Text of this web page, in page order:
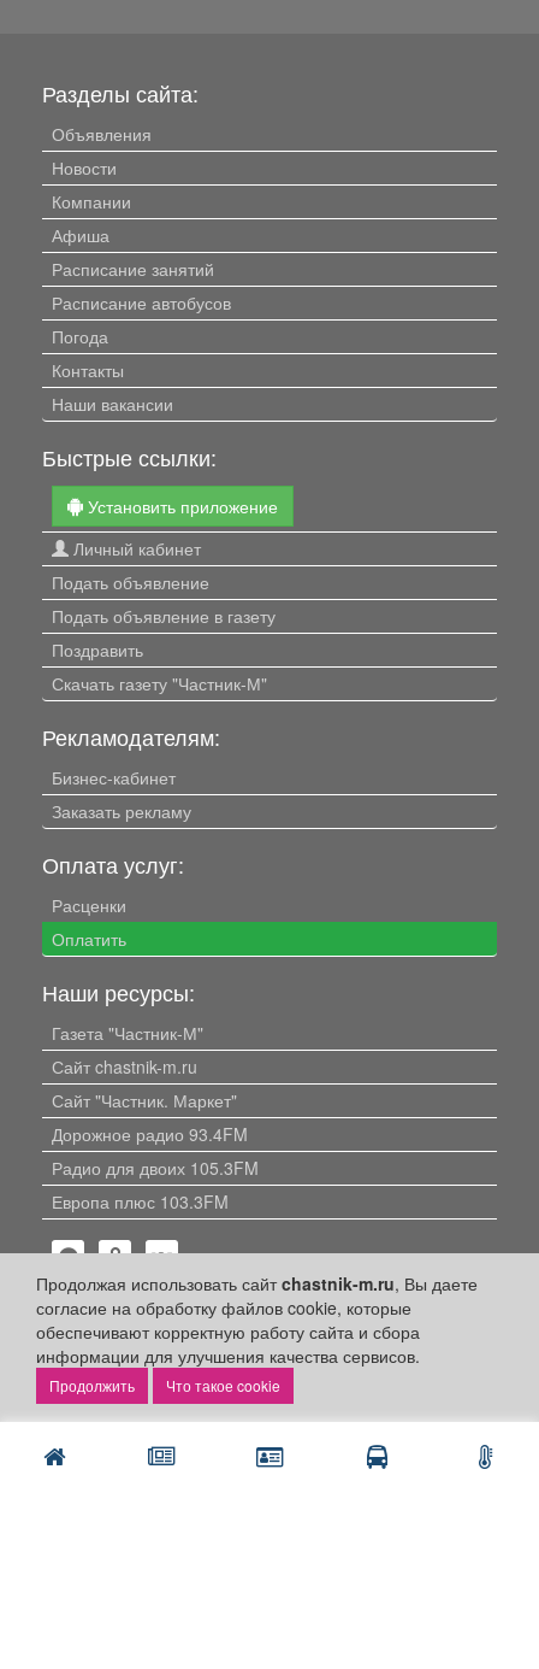
Продолжая использовать сайтchastnik-m.ru, Вы даете
согласие на обработку файлов cookie, которые
обеспечивают корректную работу сайта и сбора
информации для улучшения качества сервисов.
Что такое cookie
Разделы сайта:
Объявления
Новости
Компании
Афиша
Расписание занятий
Расписание автобусов
Погода
Контакты
Наши вакансии
Быстрые ссылки:
Установить приложение
Личный кабинет
Подать объявление
Подать объявление в газету
Поздравить
Скачать газету "Частник-М"
Рекламодателям:
Бизнес-кабинет
Заказать рекламу
Оплата услуг:
Расценки
Оплатить
Наши ресурсы:
Газета "Частник-М"
Сайт chastnik-m.ru
Сайт "Частник. Маркет"
Дорожное радио 93.4FM
Радио для двоих 105.3FM
Европа плюс 103.3FM
Политика конфиденциальности
Публикации с пометкой «Реклама», «На правах рекламы»,
«Партнёрский проект» оплачены рекламодателем.
Редакция сайта не несет ответственности за достоверность
информации, содержащейся в рекламных материалах и